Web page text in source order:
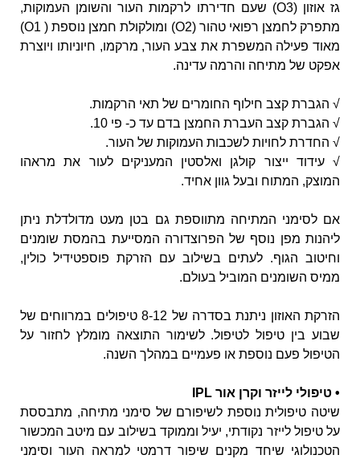
גז אוזון (O3) שעם חדירתו לרקמות העור והשומן העמוקות,
מתפרק לחמצן רפואי טהור (O2) ומולקולת חמצן נוספת ( O1)
מאוד פעילה המשפרת את צבע העור, מרקמו, חיוניותו ויוצרת
אפקט של מתיחה והרמה עדינה.
√ הגברת קצב חילוף החומרים של תאי הרקמות.
√ הגברת קצב העברת החמצן בדם עד כ- פי 10.
√ החדרת לחויות לשכבות העמוקות של העור.
√ עידוד ייצור קולגן ואלסטין המעניקים לעור את מראהו
המוצק, המתוח ובעל גוון אחיד.
אם לסימני המתיחה מתווספת גם בטן מעט מדולדלת ניתן
ליהנות מפן נוסף של הפרוצדורה המסייעת בהמסת שומנים
וחיטוב הגוף. לעתים בשילוב עם הזרקת פוספטידיל כולין,
ממיס השומנים המוביל בעולם.
הזרקת האוזון ניתנת בסדרה של 8-12 טיפולים במרווחים של
שבוע בין טיפול לטיפול. לשימור התוצאה מומלץ לחזור על
הטיפול פעם נוספת או פעמיים במהלך השנה.
• טיפולי לייזר וקרן אור IPL
שיטה טיפולית נוספת לשיפורם של סימני מתיחה, מתבססת
על טיפול לייזר נקודתי, יעיל וממוקד בשילוב עם מיטב המכשור
הטכנולוגי שיחד מקנים שיפור דרמטי למראה העור וסימני